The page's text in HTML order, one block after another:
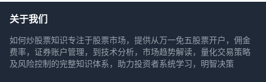
关于我们
如何炒股票知识专注于股票市场，提供从万一免五股票开户，佣金
费率，证券账户管理，到技术分析，市场趋势解读，量化交易策略
及风险控制的完整知识体系，助力投资者系统学习，明智决策